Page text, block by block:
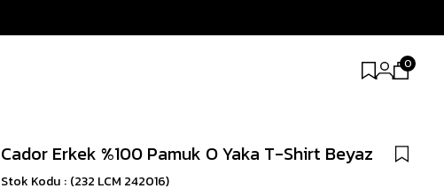
0
Cador Erkek %100 Pamuk O Yaka T-Shirt Beyaz
Stok Kodu (232 LCM 242016)